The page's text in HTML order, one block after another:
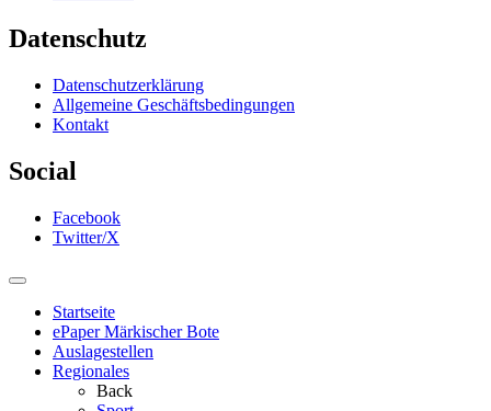
Datenschutz
Datenschutzerklärung
Allgemeine Geschäftsbedingungen
Kontakt
Social
Facebook
Twitter/X
Startseite
ePaper Märkischer Bote
Auslagestellen
Regionales
Back